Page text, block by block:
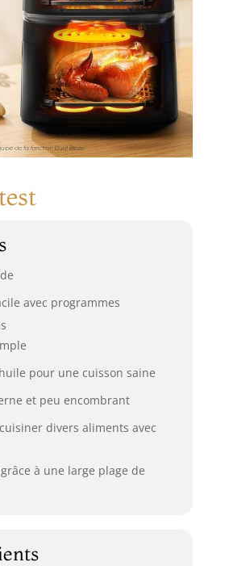
avec programmes
pour une cuisson saine
et peu encombrant
divers aliments avec
à une large plage de